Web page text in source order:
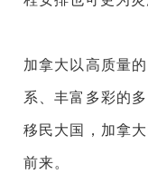
加拿大以高质量
系、丰富多彩的
移民大国，加拿
前来。